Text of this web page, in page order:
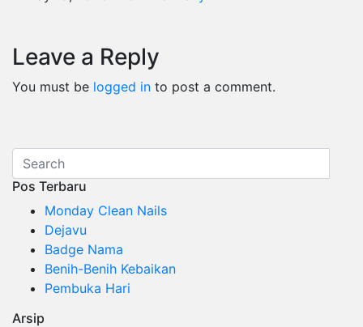
Leave a Reply
You must be logged in to post a comment.
Pos Terbaru
Monday Clean Nails
Dejavu
Badge Nama
Benih-Benih Kebaikan
Pembuka Hari
Arsip